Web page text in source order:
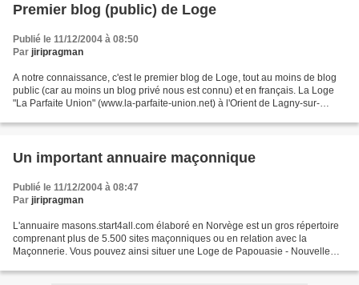
Premier blog (public) de Loge
Publié le 11/12/2004 à 08:50
Par jiripragman
A notre connaissance, c'est le premier blog de Loge, tout au moins de blog
public (car au moins un blog privé nous est connu) et en français. La Loge
"La Parfaite Union" (www.la-parfaite-union.net) à l'Orient de Lagny-sur-
Un important annuaire maçonnique
Publié le 11/12/2004 à 08:47
Par jiripragman
L'annuaire masons.start4all.com élaboré en Norvège est un gros répertoire
comprenant plus de 5.500 sites maçonniques ou en relation avec la
Maçonnerie. Vous pouvez ainsi situer une Loge de Papouasie - Nouvelle